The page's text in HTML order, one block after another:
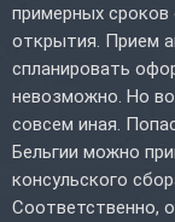
примерных
открытия. Прием
спланировать
невозможно. Но во
совсем иная.
Бельгии можно
консульского
Соответственно,